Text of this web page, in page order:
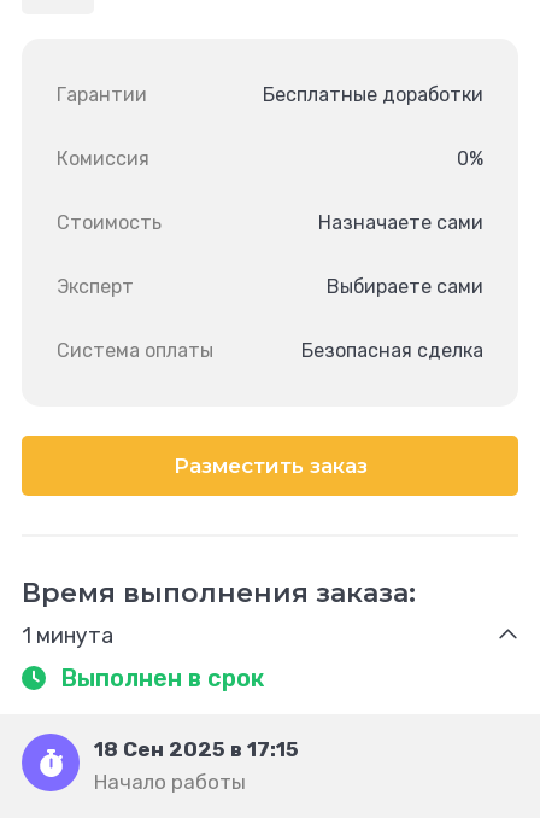
Гарантии Бесплатные доработки
Комиссия 0%
Стоимость Назначаете сами
Эксперт Выбираете сами
Система оплаты Безопасная сделка
Разместить заказ
Время выполнения заказа:
1 минута
Выполнен в срок
18 Сен 2025 в 17:15
Начало работы